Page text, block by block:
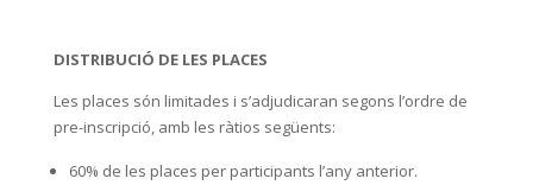
DISTRIBUCIÓ DE LES PLACES
Les places són limitades i s’adjudicaran segons l’ordre de
pre-inscripció, amb les ràtios següents:
60% de les places per participants l’any anterior.